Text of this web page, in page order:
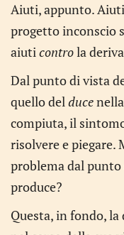
Aiuti, appunto. Aiuti
progetto inconscio
aiuticontrola
Dal punto di vista
quello delduce
compiuta, il
risolvere e piegare.
problema dal
produce?
Questa, in fondo,